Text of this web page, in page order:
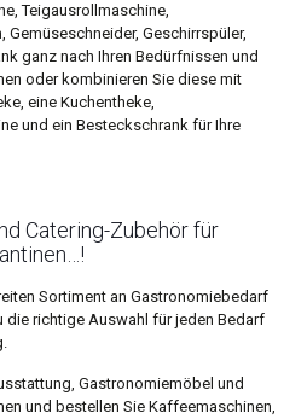
Teigausrollmaschine,
Geschirrspüler,
ganz nach Ihren Bedürfnissen und
oder kombinieren Sie diese mit
eine Kuchentheke,
und ein Besteckschrank für Ihre
Catering-Zubehör für
Sortiment an Gastronomiebedarf
die richtige Auswahl für jeden Bedarf
Gastronomiemöbel und
und bestellen Sie Kaffeemaschinen,